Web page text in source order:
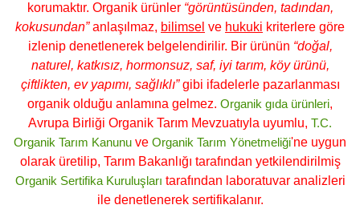
korumaktır. Organik ürünler “görüntüsünden, tadından,
kokusundan”anlaşılmaz, bilimsel ve hukuki kriterlere göre
izlenip denetlenerek belgelendirilir. Bir ürünün “doğal,
naturel, katkısız, hormonsuz, saf, iyi tarım, köy ürünü,
çiftlikten, ev yapımı, sağlıklı”gibi ifadelerle pazarlanması
organik olduğu anlamına gelmez. Organik gıda ürünleri,
Avrupa Birliği Organik Tarım Mevzuatıyla uyumlu, T.C.
Organik Tarım Kanunu ve Organik Tarım Yönetmeliği'ne uygun
olarak üretilip, Tarım Bakanlığı tarafından yetkilendirilmiş
Organik Sertifika Kuruluşları tarafından laboratuvar analizleri
ile denetlenerek sertifikalanır.